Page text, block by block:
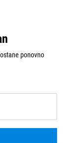
ponovno